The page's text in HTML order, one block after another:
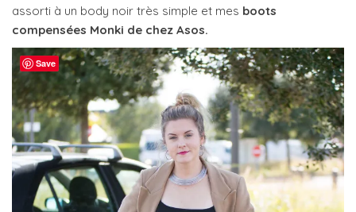
assorti à un body noir très simple et mes boots
compensées Monki de chez Asos.
Save